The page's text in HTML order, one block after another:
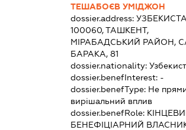
ТЕШАБОЄВ УМІДЖОН
dossier.address:
100060, ТАШКЕНТ,
МІРАБАДСЬКИЙ РАЙОН,
БАРАКА, 81
dossier.nationality:
dossier.benefInterest: -
dossier.benefType: Не
вирішальний вплив
dossier.benefRole:
БЕНЕФІЦІАРНИЙ